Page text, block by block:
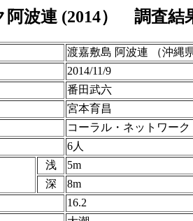
阿波連 (2014） 調査結
渡嘉敷島 阿波連 （沖縄
2014/11/9
番田武六
宮本育昌
コーラル・ネットワーク
6人
浅
5m
深
8m
16.2